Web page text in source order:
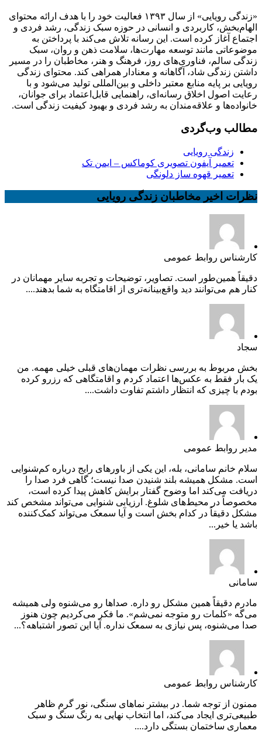
«زندگی رویایی» از سال ۱۳۹۳ فعالیت خود را با هدف ارائه محتوای
الهام‌بخش، کاربردی و انسانی در حوزه سبک زندگی، رشد فردی و
اجتماع آغاز کرده است. این رسانه تلاش می‌کند با پرداختن به
موضوعاتی مانند توسعه مهارت‌ها، سلامت ذهن و روان، سبک
زندگی سالم، فناوری‌های روز، فرهنگ و هنر، مخاطبان را در مسیر
داشتن زندگی شاد، آگاهانه و معنادار همراهی کند. محتوای زندگی
رویایی بر پایه منابع معتبر داخلی و بین‌المللی تولید می‌شود و با
رعایت اصول اخلاق رسانه‌ای، راهنمایی قابل‌اعتماد برای جوانان،
خانواده‌ها و علاقه‌مندان به رشد فردی و بهبود کیفیت زندگی است.
مطالب وب‌گردی
زندگی رویایی
تعمیر آیفون تصویری کوماکس – ایمن تک
تعمیر قهوه ساز دلونگی
نظرات اخیر مخاطبان زندگی رویایی
کارشناس روابط عمومی
دقیقاً همین‌طور است. تصاویر، توضیحات و تجربه سایر مهمانان در
کنار هم می‌توانند دید واقع‌بینانه‌تری از اقامتگاه به شما بدهند....
سجاد
بخش مربوط به بررسی نظرات مهمان‌های قبلی خیلی مهمه. من
یک بار فقط به عکس‌ها اعتماد کردم و اقامتگاهی که رزرو کرده
بودم با چیزی که انتظار داشتم تفاوت داشت....
مدیر روابط عمومی
سلام خانم سامانی، بله، این یکی از باورهای رایج درباره کم‌شنوایی
است. مشکل همیشه بلند شنیدن صدا نیست؛ گاهی فرد صدا را
دریافت می‌کند اما وضوح گفتار برایش کاهش پیدا کرده است،
مخصوصاً در محیط‌های شلوغ. ارزیابی شنوایی می‌تواند مشخص کند
مشکل دقیقاً در کدام بخش است و آیا سمعک می‌تواند کمک‌کننده
باشد یا خیر...
سامانی
مادرم دقیقاً همین مشکل رو داره. صداها رو می‌شنوه ولی همیشه
می‌گه «کلمات رو متوجه نمی‌شم». ما فکر می‌کردیم چون هنوز
صدا می‌شنوه، پس نیازی به سمعک نداره. آیا این تصور اشتباهه؟...
کارشناس روابط عمومی
ممنون از توجه شما. در بیشتر نماهای سنگی، نور گرم ظاهر
طبیعی‌تری ایجاد می‌کند، اما انتخاب نهایی به رنگ سنگ و سبک
معماری ساختمان بستگی دارد....